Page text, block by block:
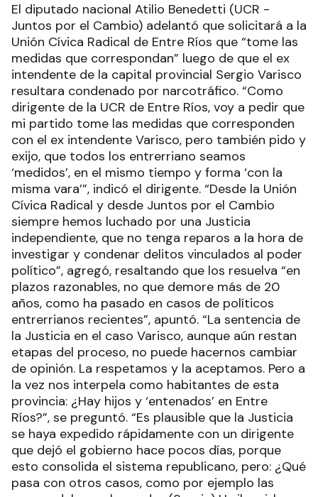
El diputado nacional Atilio Benedetti (UCR -
Juntos por el Cambio) adelantó que solicitará a la
Unión Cívica Radical de Entre Ríos que “tome las
medidas que correspondan” luego de que el ex
intendente de la capital provincial Sergio Varisco
resultara condenado por narcotráfico. “Como
dirigente de la UCR de Entre Ríos, voy a pedir que
mi partido tome las medidas que corresponden
con el ex intendente Varisco, pero también pido y
exijo, que todos los entrerriano seamos
‘medidos’, en el mismo tiempo y forma ‘con la
misma vara’”, indicó el dirigente. “Desde la Unión
Cívica Radical y desde Juntos por el Cambio
siempre hemos luchado por una Justicia
independiente, que no tenga reparos a la hora de
investigar y condenar delitos vinculados al poder
político”, agregó, resaltando que los resuelva “en
plazos razonables, no que demore más de 20
años, como ha pasado en casos de políticos
entrerrianos recientes”, apuntó. “La sentencia de
la Justicia en el caso Varisco, aunque aún restan
etapas del proceso, no puede hacernos cambiar
de opinión. La respetamos y la aceptamos. Pero a
la vez nos interpela como habitantes de esta
provincia: ¿Hay hijos y ‘entenados’ en Entre
Ríos?”, se preguntó. “Es plausible que la Justicia
se haya expedido rápidamente con un dirigente
que dejó el gobierno hace pocos días, porque
esto consolida el sistema republicano, pero: ¿Qué
pasa con otros casos, como por ejemplo las